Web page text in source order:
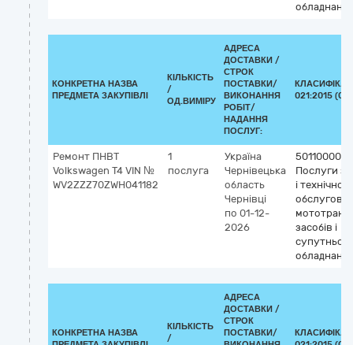
КОНКРЕТНА НАЗВА
ПРЕДМЕТА ЗАКУПІВЛІ
КІЛЬКІСТЬ
/
ОД.ВИМІРУ
АДРЕСА
ДОСТАВКИ /
СТРОК
ПОСТАВКИ/
ВИКОНАННЯ
РОБІТ/
НАДАННЯ
ПОСЛУГ:
021:2015
Ремонт ПНВТ
Volkswagen T4 VIN №
WV2ZZZ70ZWH041182
1
послуга
Україна
Чернівецька
область
Чернівці
по 01-12-
2026
50110000-9
Послуги з
і
засобів і
КОНКРЕТНА НАЗВА
КІЛЬКІСТЬ
/
АДРЕСА
ДОСТАВКИ /
СТРОК
ПОСТАВКИ/